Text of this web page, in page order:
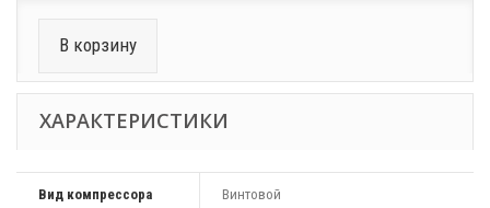
В корзину
ХАРАКТЕРИСТИКИ
Вид компрессора Винтовой